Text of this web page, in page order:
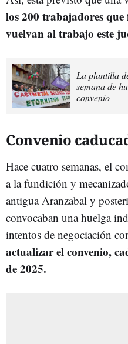
los 200 trabajadores
vuelvan al trabajo este
La plantilla
semana de
convenio
Convenio
Hace cuatro semanas, el
a la fundición y
antigua Aranzabal y
convocaban una huelga
intentos de negociación
actualizar el convenio,
de 2025.